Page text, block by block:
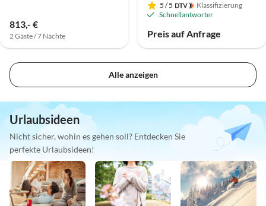
813,- €
2 Gäste / 7 Nächte
5 / 5
Klassifizierung
Schnellantworter
Preis auf Anfrage
Alle anzeigen
Urlaubsideen
Nicht sicher, wohin es gehen soll? Entdecken Sie
perfekte Urlaubsideen!